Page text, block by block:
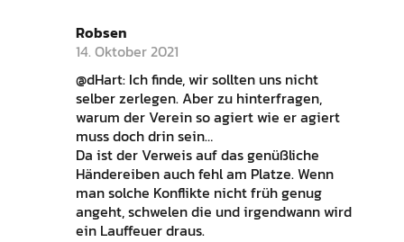
Robsen
14. Oktober 2021
@dHart: Ich finde, wir sollten uns nicht
selber zerlegen. Aber zu hinterfragen,
warum der Verein so agiert wie er agiert
muss doch drin sein…
Da ist der Verweis auf das genüßliche
Händereiben auch fehl am Platze. Wenn
man solche Konflikte nicht früh genug
angeht, schwelen die und irgendwann wird
ein Lauffeuer draus.